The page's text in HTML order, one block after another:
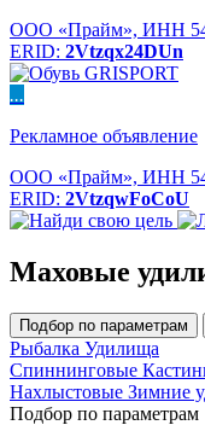
ООО «Прайм», ИНН
ERID: 2Vtzqx24DUn
...
Рекламное объявление
ООО «Прайм», ИНН
ERID: 2VtzqwFoCoU
Маховые
Подбор по параметрам
Рыбалка Удилища
Спиннинговые
Нахлыстовые Зимние
Подбор по параметрам